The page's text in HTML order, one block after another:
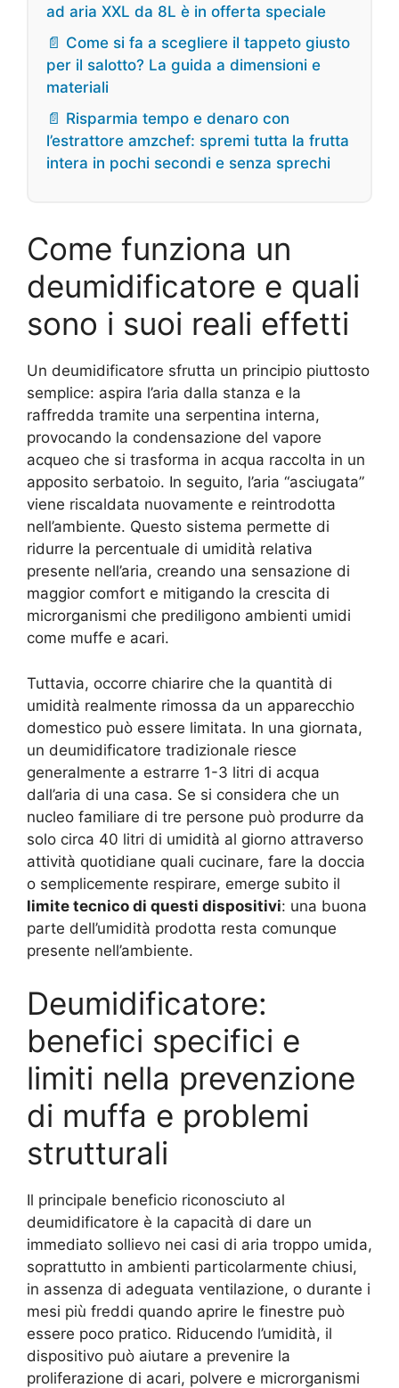
ad aria XXL da 8L è in offerta speciale
📄 Come si fa a scegliere il tappeto giusto
per il salotto? La guida a dimensioni e
materiali
📄 Risparmia tempo e denaro con
l’estrattore amzchef: spremi tutta la frutta
intera in pochi secondi e senza sprechi
Come funziona un
deumidificatore e quali
sono i suoi reali effetti
Un deumidificatore sfrutta un principio piuttosto
semplice: aspira l’aria dalla stanza e la
raffredda tramite una serpentina interna,
provocando la condensazione del vapore
acqueo che si trasforma in acqua raccolta in un
apposito serbatoio. In seguito, l’aria “asciugata”
viene riscaldata nuovamente e reintrodotta
nell’ambiente. Questo sistema permette di
ridurre la percentuale di umidità relativa
presente nell’aria, creando una sensazione di
maggior comfort e mitigando la crescita di
microrganismi che prediligono ambienti umidi
come muffe e acari.
Tuttavia, occorre chiarire che la quantità di
umidità realmente rimossa da un apparecchio
domestico può essere limitata. In una giornata,
un deumidificatore tradizionale riesce
generalmente a estrarre 1-3 litri di acqua
dall’aria di una casa. Se si considera che un
nucleo familiare di tre persone può produrre da
solo circa 40 litri di umidità al giorno attraverso
attività quotidiane quali cucinare, fare la doccia
o semplicemente respirare, emerge subito il
limite tecnico di questi dispositivi: una buona
parte dell’umidità prodotta resta comunque
presente nell’ambiente.
Deumidificatore:
benefici specifici e
limiti nella prevenzione
di muffa e problemi
strutturali
Il principale beneficio riconosciuto al
deumidificatore è la capacità di dare un
immediato sollievo nei casi di aria troppo umida,
soprattutto in ambienti particolarmente chiusi,
in assenza di adeguata ventilazione, o durante i
mesi più freddi quando aprire le finestre può
essere poco pratico. Riducendo l’umidità, il
dispositivo può aiutare a prevenire la
proliferazione di acari, polvere e microrganismi